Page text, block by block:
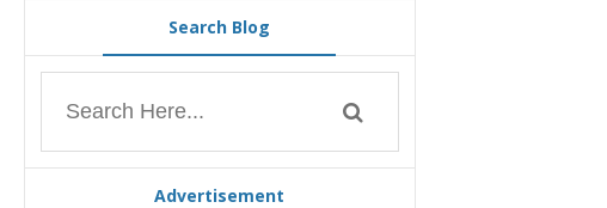
Search Blog
Advertisement